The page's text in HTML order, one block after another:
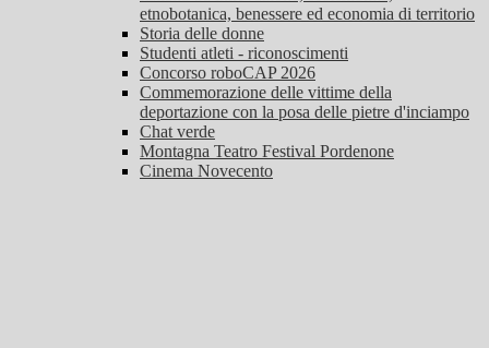
etnobotanica, benessere ed economia di territorio
Storia delle donne
Studenti atleti - riconoscimenti
Concorso roboCAP 2026
Commemorazione delle vittime della
deportazione con la posa delle pietre d'inciampo
Chat verde
Montagna Teatro Festival Pordenone
Cinema Novecento